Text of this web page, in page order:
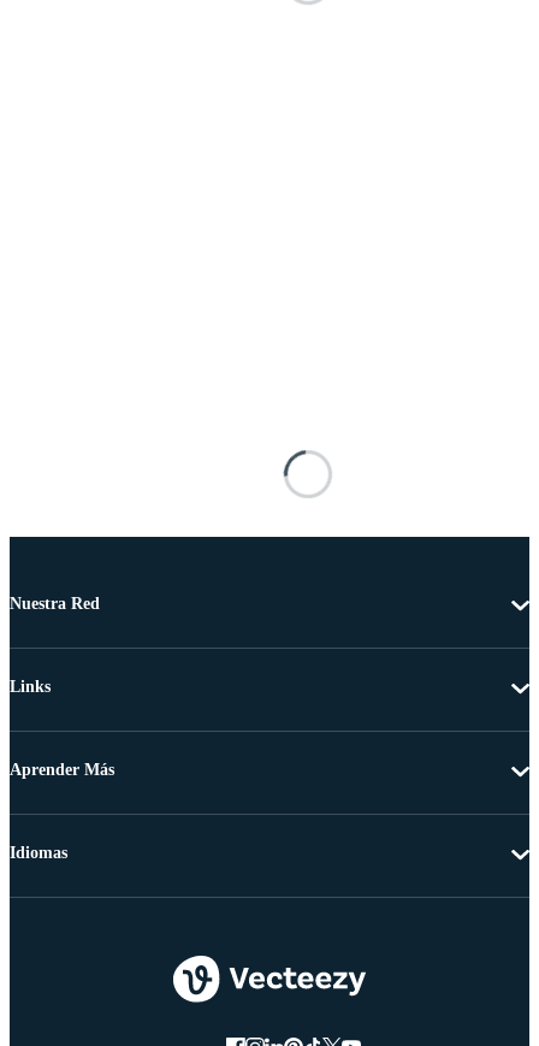
Nuestra Red
Links
Aprender Más
Idiomas